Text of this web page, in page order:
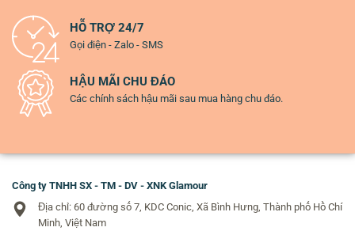
HỖ TRỢ 24/7
Gọi điện - Zalo - SMS
HẬU MÃI CHU ĐÁO
Các chính sách hậu mãi sau mua hàng chu đáo.
Công ty TNHH SX - TM - DV - XNK Glamour
Địa chỉ: 60 đường số 7, KDC Conic, Xã Bình Hưng, Thành phố Hồ Chí
Minh, Việt Nam